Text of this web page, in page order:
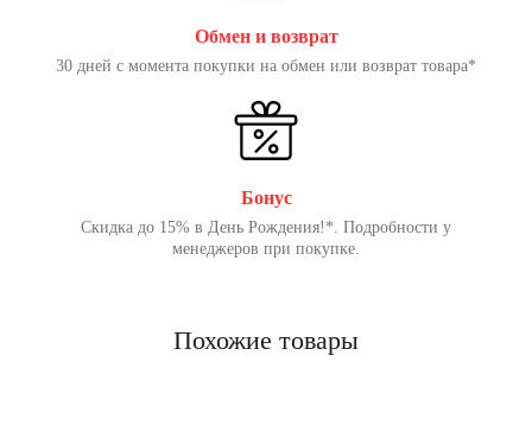
Обмен и возврат
30 дней с момента покупки на обмен или возврат товара*
Бонус
Скидка до 15% в День Рождения!*. Подробности у
менеджеров при покупке.
Похожие товары